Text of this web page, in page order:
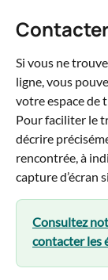
Si vous ne
ligne, vous
votre espace de
Pour faciliter le
décrire
rencontrée, à
capture d’écran
Consultez
contacter les